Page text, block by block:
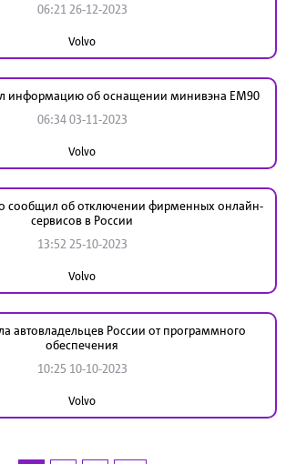
06:21 26-12-2023
Volvo
информацию об оснащении минивэна EM90
06:34 03-11-2023
Volvo
сообщил об отключении фирменных онлайн-
сервисов в России
13:52 25-10-2023
Volvo
автовладельцев России от программного
обеспечения
10:25 10-10-2023
Volvo